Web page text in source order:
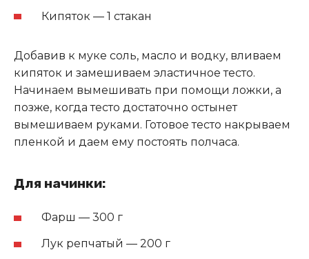
Кипяток — 1 стакан
Добавив к муке соль, масло и водку, вливаем
кипяток и замешиваем эластичное тесто.
Начинаем вымешивать при помощи ложки, а
позже, когда тесто достаточно остынет
вымешиваем руками. Готовое тесто накрываем
пленкой и даем ему постоять полчаса.
Для начинки:
Фарш — 300 г
Лук репчатый — 200 г